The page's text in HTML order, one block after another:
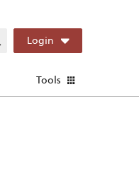
Login
Tools